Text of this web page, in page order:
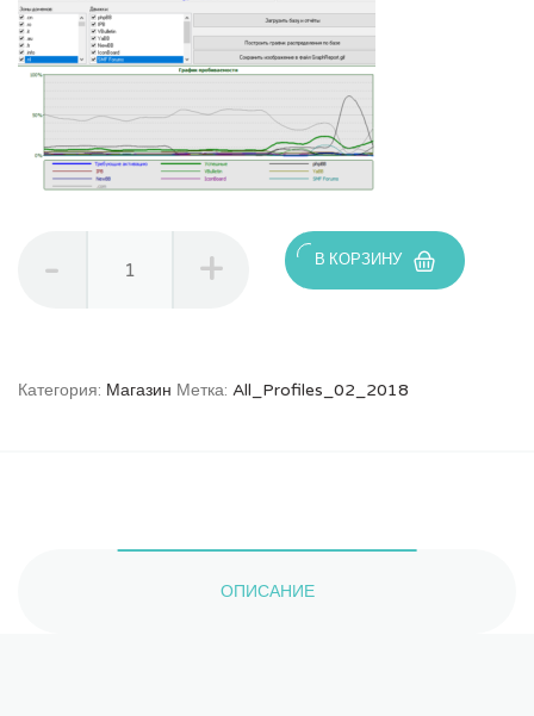
товара
В КОРЗИНУ
Категория: Магазин Метка: All_Profiles_02_2018
ОПИСАНИЕ